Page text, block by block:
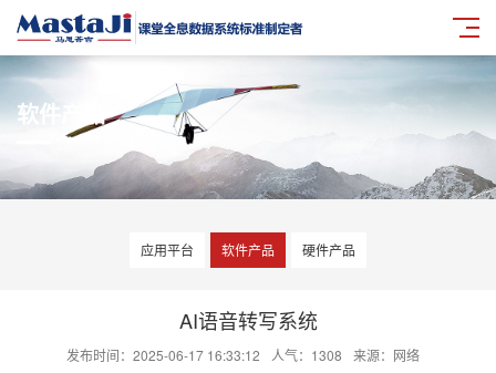
软件产品
应用平台 软件产品 硬件产品
AI语音转写系统
发布时间：2025-06-17 16:33:12 人气： 1308 来源：网络